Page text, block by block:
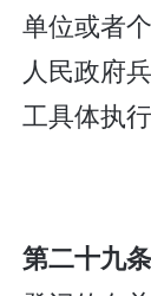
单位或者
人民政府
工具体执行
第二十九条